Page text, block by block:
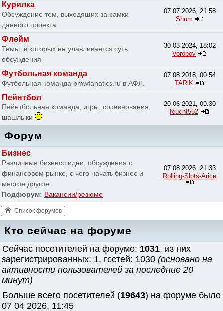
Кто сейчас на форуме
Сейчас посетителей на форуме: 1031, из них
зарегистрированных: 1, гостей: 1030 (основано на
активности пользователей за последние 20
минут)
Больше всего посетителей (19643) на форуме было
07 04 2026, 11:45
Курилка
Обсуждение тем, выходящих за рамки
данного проекта
07 07 2026, 21:58
Shum
Флейм
Темы, в которых не улавливается суть
обсуждения
30 03 2024, 18:02
Vorobov
Футбольная команда
Футбольная команда bmwfanatics.ru в АФЛ.
07 08 2018, 00:54
TARiK
Пейнтбол
Пейнтбольная команда, игры, соревнования,
шашлыки
20 06 2021, 09:30
feucht552
Форум
Бизнес
Различные бизнесс идеи, обсуждения о
финансовом рынке, с чего начать бизнес и
многое другое.
Подфорум: Вакансии/резюме
07 08 2026, 21:33
Rolling-Slots-Arice
Список форумов